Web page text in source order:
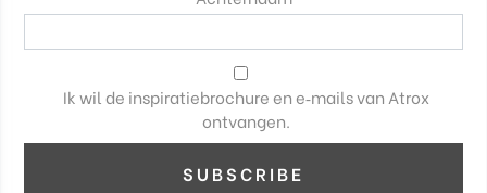
Ik wil de inspiratiebrochure en e‑mails van Atrox
ontvangen.